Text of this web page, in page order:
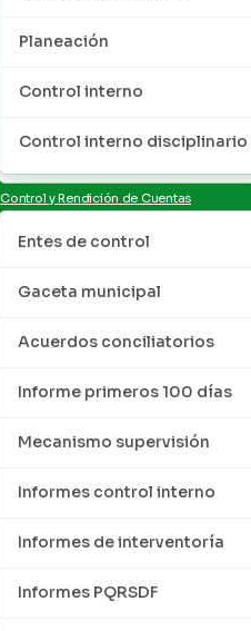
Planeación
Control interno
Control interno disciplinario
Control y Rendición de Cuentas
Entes de control
Gaceta municipal
Acuerdos conciliatorios
Informe primeros 100 días
Mecanismo supervisión
Informes control interno
Informes de interventoría
Informes PQRSDF